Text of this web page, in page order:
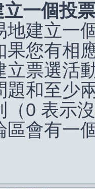
一個投
地建立一
果您有相
立票選活
題和至少
（0 表示
區會有一